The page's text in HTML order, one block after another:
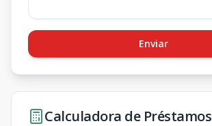
Enviar
Calculadora de Préstamos